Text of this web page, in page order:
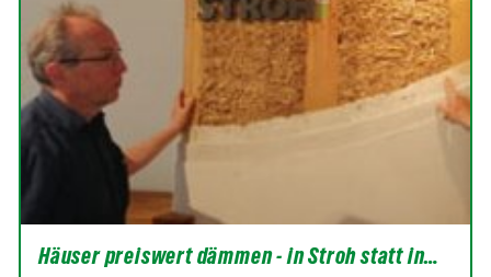
Häuser preiswert dämmen - in Stroh statt in…